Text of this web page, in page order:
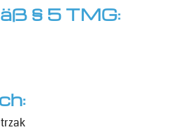
§ 5 TMG: